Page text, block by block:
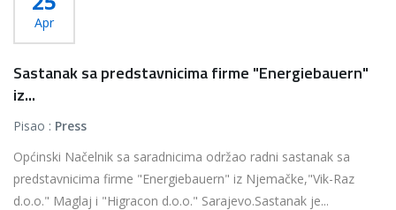
Apr
Sastanak sa predstavnicima firme "Energiebauern"
iz...
Pisao : Press
Općinski Načelnik sa saradnicima održao radni sastanak sa
predstavnicima firme "Energiebauern" iz Njemačke,"Vik-Raz
d.o.o." Maglaj i "Higracon d.o.o." Sarajevo.Sastanak je...